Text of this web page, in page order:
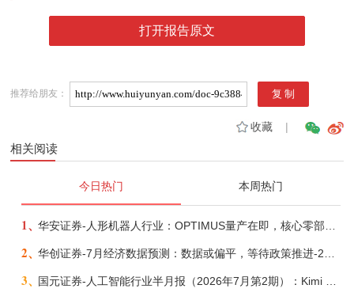
打开报告原文
推荐给朋友：
收藏|
相关阅读
今日热门 本周热门
1、
2、
3、